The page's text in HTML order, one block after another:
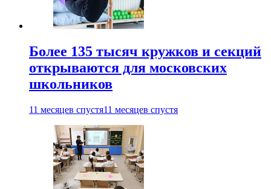
Более 135 тысяч кружков и секций
открываются для московских
школьников
11 месяцев спустя11 месяцев спустя